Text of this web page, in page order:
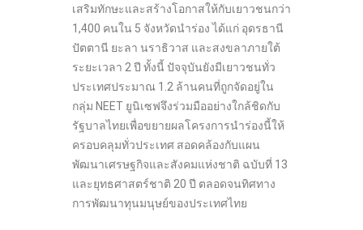
เสริมทักษะและสร้างโอกาสให้กับเยาวชนกว่า
1,400 คนใน 5 จังหวัดนำร่อง ได้แก่ อุดรธานี
ปัตตานี ยะลา นราธิวาส และสงขลาภายใต้
ระยะเวลา 2 ปี ทั้งนี้ ปัจจุบันยังมีเยาวชนทั่ว
ประเทศประมาณ 1.2 ล้านคนที่ถูกจัดอยู่ใน
กลุ่ม NEET ยูนิเซฟจึงร่วมมืออย่างใกล้ชิดกับ
รัฐบาลไทยเพื่อขยายผลโครงการนำร่องนี้ให้
ครอบคลุมทั่วประเทศ สอดคล้องกับแผน
พัฒนาเศรษฐกิจและสังคมแห่งชาติ ฉบับที่ 13
และยุทธศาสตร์ชาติ 20 ปี ตลอดจนทิศทาง
การพัฒนาทุนมนุษย์ของประเทศไทย